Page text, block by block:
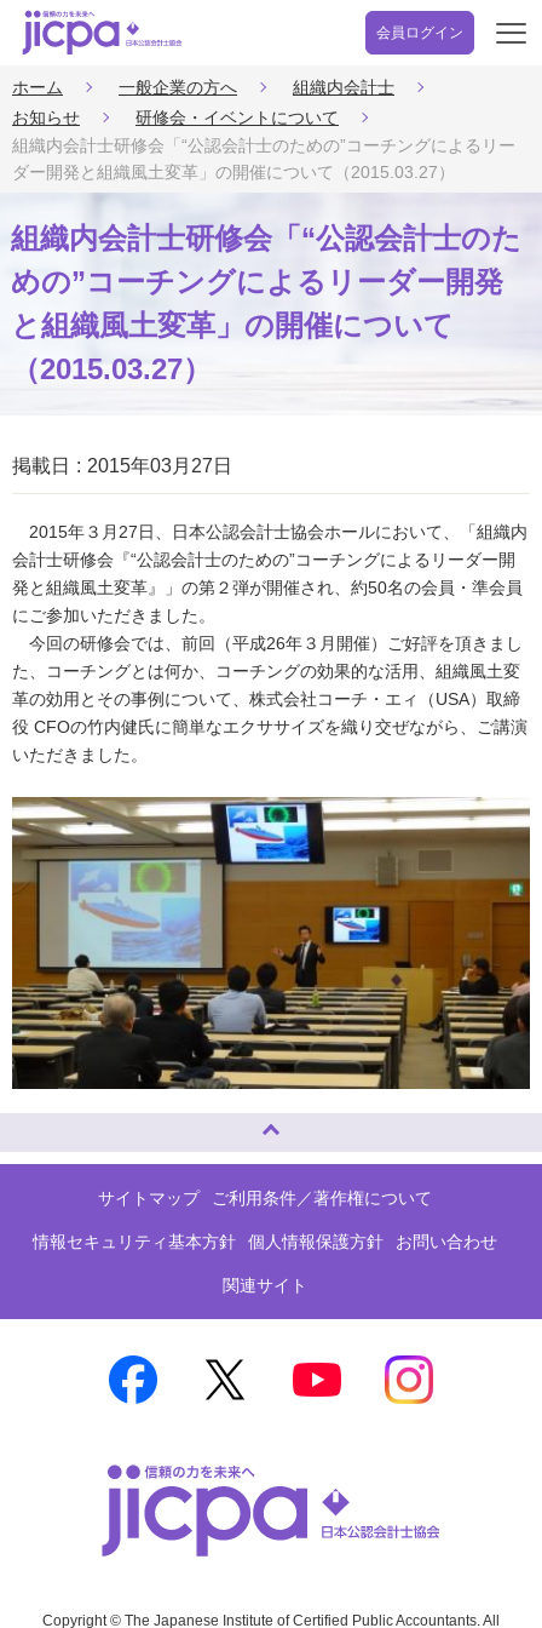
会員ログイン
開
ホーム 一般企業の方へ
組織内会計士
お知らせ
研修会・イベントについて
組織内会計士研修会「“公認会計士のための”コーチングによるリー
ダー開発と組織風土変革」の開催について（2015.03.27）
組織内会計士研修会「“公認会計士のた
めの”コーチングによるリーダー開発
と組織風土変革」の開催について
（2015.03.27）
掲載日 2015年03月27日
2015年３月27日、日本公認会計士協会ホールにおいて、「組織内
会計士研修会『“公認会計士のための”コーチングによるリーダー開
発と組織風土変革』」の第２弾が開催され、約50名の会員・準会員
にご参加いただきました。
今回の研修会では、前回（平成26年３月開催）ご好評を頂きまし
た、コーチングとは何か、コーチングの効果的な活用、組織風土変
革の効用とその事例について、株式会社コーチ・エィ（USA）取締
役 CFOの竹内健氏に簡単なエクササイズを織り交ぜながら、ご講演
いただきました。
サイトマップ ご利用条件／著作権について
情報セキュリティ基本方針 個人情報保護方針 お問い合わせ
関連サイト
Copyright © The Japanese Institute of Certified Public Accountants. All